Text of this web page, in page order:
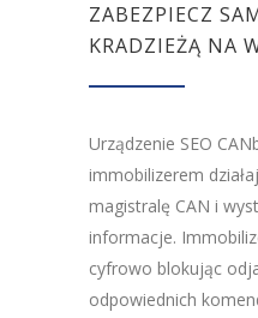
ZABEZPIECZ
KRADZIEŻĄ NA
Urządzenie SEO
immobilizerem
magistralę CAN i
informacje.
cyfrowo blokując
odpowiednich